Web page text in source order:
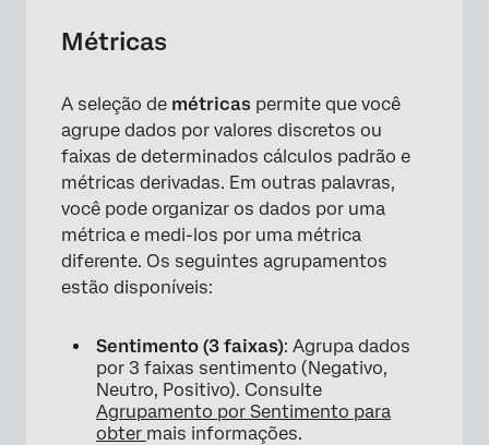
Métricas
A seleção de métricas permite que você
agrupe dados por valores discretos ou
faixas de determinados cálculos padrão e
métricas derivadas. Em outras palavras,
você pode organizar os dados por uma
métrica e medi-los por uma métrica
diferente. Os seguintes agrupamentos
estão disponíveis:
Sentimento (3 faixas): Agrupa dados
por 3 faixas sentimento (Negativo,
Neutro, Positivo). Consulte
Agrupamento por Sentimento para
obter mais informações.